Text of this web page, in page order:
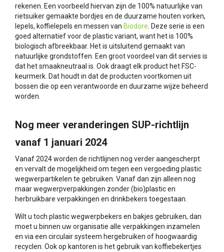
rekenen. Een voorbeeld hiervan zijn de 100% natuurlijke van
rietsuiker gemaakte bordjes en de duurzame houten vorken,
lepels, koffielepels en messen van Biodore. Deze serie is een
goed alternatief voor de plastic variant, want het is 100%
biologisch afbreekbaar. Het is uitsluitend gemaakt van
natuurlijke grondstoffen. Een groot voordeel van dit servies is
dat het smaakneutraal is. Ook draagt elk product het FSC-
keurmerk. Dat houdt in dat de producten voortkomen uit
bossen die op een verantwoorde en duurzame wijze beheerd
worden.
Nog meer veranderingen SUP-richtlijn
vanaf 1 januari 2024
Vanaf 2024 worden de richtlijnen nog verder aangescherpt
en vervalt de mogelijkheid om tegen een vergoeding plastic
wegwerpartikelen te gebruiken. Vanaf dan zijn alleen nog
maar wegwerpverpakkingen zonder (bio)plastic en
herbruikbare verpakkingen en drinkbekers toegestaan.
Wilt u toch plastic wegwerpbekers en bakjes gebruiken, dan
moet u binnen uw organisatie alle verpakkingen inzamelen
en via een circulair systeem hergebruiken of hoogwaardig
recyclen. Ook op kantoren is het gebruik van koffiebekertjes